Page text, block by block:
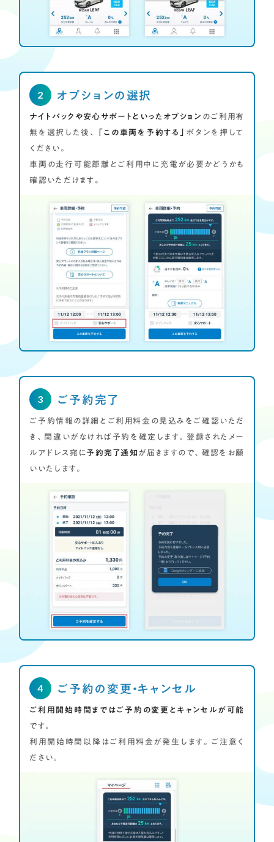
オプションの選択
ナイトパックや安心サポートといったオプション のご利用有
無を選択した後、
「この車両を予約する」 ボタンを押して
ください。
車両の走行可能距離とご利用中に充電が必要かどうかも
確認いただけます。
ご予約完了
ご予約情報の詳細とご利用料金の見込みをご確認いただ
き、間違いがなければ予約を確定します。登録されたメー
ルアドレス宛に予約完了通知 が届きますので、確認をお願
いいたします。
ご予約の変更・キャンセル
ご利用開始時間まではご予約の変更とキャンセルが可能
です。
利用開始時間以降はご利用料金が発生します。ご注意く
ださい。